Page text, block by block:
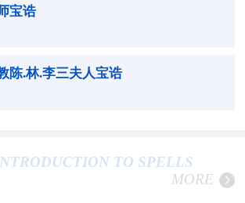
宝诰
陈.林.李三夫人宝诰
TO SPELLS
MORE